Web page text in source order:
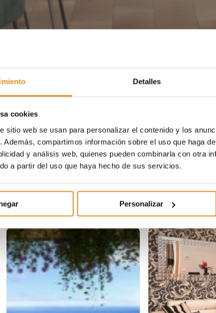
Detalles
cookies
sitio web se usan para personalizar el contenido y los
Además, compartimos información sobre el uso que haga
y análisis web, quienes pueden combinarla con otra
a partir del uso que haya hecho de sus servicios.
Personalizar